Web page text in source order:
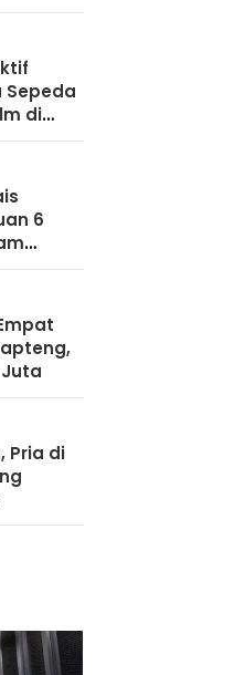
Sepeda
di
6
Pria di